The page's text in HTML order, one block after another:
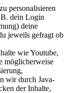
personalisieren
dein Login
deine
jeweils gefragt ob
wie Youtube,
möglicherweise
wir durch Java-
der Inhalte,